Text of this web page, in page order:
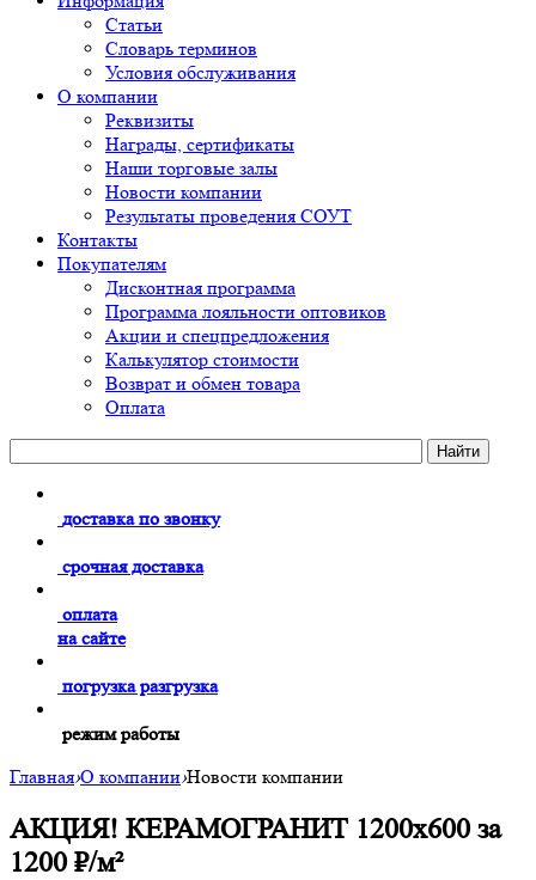
Статьи
Словарь терминов
Условия обслуживания
О компании
Реквизиты
Награды, сертификаты
Наши торговые залы
Новости компании
Результаты проведения СОУТ
Контакты
Покупателям
Дисконтная программа
Программа лояльности оптовиков
Акции и спецпредложения
Калькулятор стоимости
Возврат и обмен товара
Оплата
доставка по звонку
срочная доставка
оплата
на сайте
погрузка разгрузка
режим работы
Главная›О компании›Новости компании
АКЦИЯ! КЕРАМОГРАНИТ 1200х600 за
1200 ₽/м²